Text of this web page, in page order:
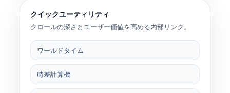
クイックユーティリティ
クロールの深さとユーザー価値を高める内部リンク。
ワールドタイム
時差計算機